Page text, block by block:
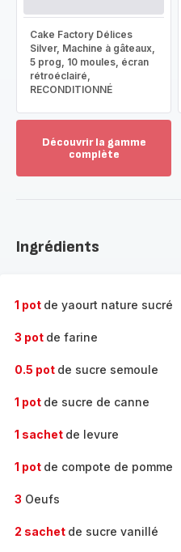
Cake Factory Délices
Silver, Machine à gâteaux,
5 prog, 10 moules, écran
rétroéclairé,
RECONDITIONNÉ
Découvrir la gamme
complète
gamme
Ingrédients
1 pot de yaourt nature sucré
3 pot de farine
0.5 pot de sucre semoule
1 pot de sucre de canne
1 sachet de levure
1 pot de compote de pomme
3 Oeufs
2 sachet de sucre vanillé